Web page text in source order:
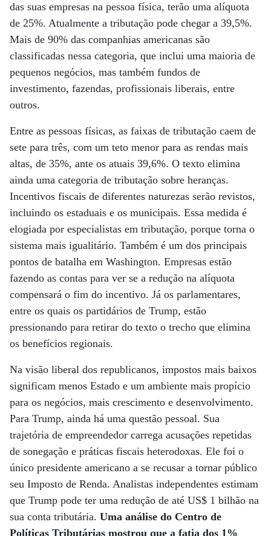
das suas empresas na pessoa física, terão uma alíquota
de 25%. Atualmente a tributação pode chegar a 39,5%.
Mais de 90% das companhias americanas são
classificadas nessa categoria, que inclui uma maioria de
pequenos negócios, mas também fundos de
investimento, fazendas, profissionais liberais, entre
outros.
Entre as pessoas físicas, as faixas de tributação caem de
sete para três, com um teto menor para as rendas mais
altas, de 35%, ante os atuais 39,6%. O texto elimina
ainda uma categoria de tributação sobre heranças.
Incentivos fiscais de diferentes naturezas serão revistos,
incluindo os estaduais e os municipais. Essa medida é
elogiada por especialistas em tributação, porque torna o
sistema mais igualitário. Também é um dos principais
pontos de batalha em Washington. Empresas estão
fazendo as contas para ver se a redução na alíquota
compensará o fim do incentivo. Já os parlamentares,
entre os quais os partidários de Trump, estão
pressionando para retirar do texto o trecho que elimina
os benefícios regionais.
Na visão liberal dos republicanos, impostos mais baixos
significam menos Estado e um ambiente mais propício
para os negócios, mais crescimento e desenvolvimento.
Para Trump, ainda há uma questão pessoal. Sua
trajetória de empreendedor carrega acusações repetidas
de sonegação e práticas fiscais heterodoxas. Ele foi o
único presidente americano a se recusar a tornar público
seu Imposto de Renda. Analistas independentes estimam
que Trump pode ter uma redução de até US$ 1 bilhão na
sua conta tributária. Uma análise do Centro de
Políticas Tributárias mostrou que a fatia dos 1%